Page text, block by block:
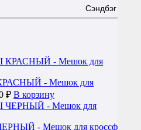
Сэндбэг + 4
- Мешок для
₽ В корзину
- Мешок для кроссфита